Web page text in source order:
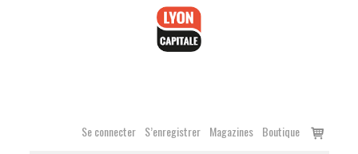
Se connecter S’enregistrer Magazines Boutique
Voir